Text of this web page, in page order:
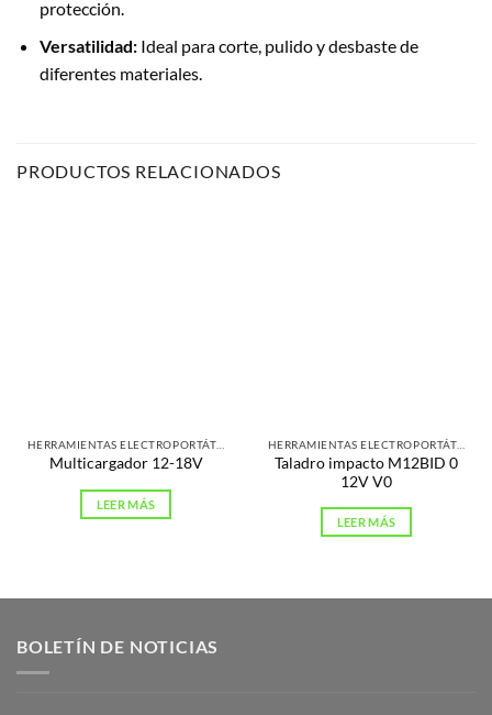
protección.
Versatilidad:Ideal para corte, pulido y desbaste de
diferentes materiales.
PRODUCTOS RELACIONADOS
Multicargador 12-18V
LEER MÁS
Taladro impacto M12BID 0
12V V0
LEER MÁS
BOLETÍN DE NOTICIAS